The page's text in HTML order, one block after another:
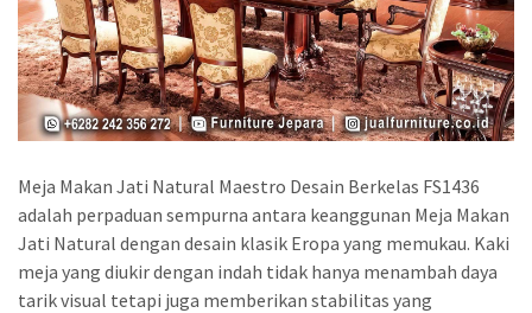
Meja Makan Jati Natural Maestro Desain Berkelas FS1436
adalah perpaduan sempurna antara keanggunan Meja Makan
Jati Natural dengan desain klasik Eropa yang memukau. Kaki
meja yang diukir dengan indah tidak hanya menambah daya
tarik visual tetapi juga memberikan stabilitas yang